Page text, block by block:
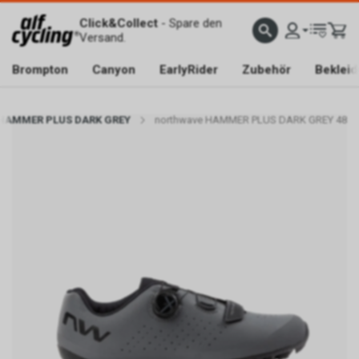
Click&Collect- Spare den
Versand.
Brompton Canyon EarlyRider Zubehör
PLUS DARK GREY northwave HAMMER PLUS DARK GREY 48